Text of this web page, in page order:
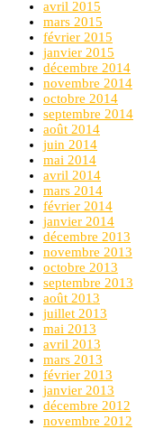
avril 2015
mars 2015
février 2015
janvier 2015
décembre 2014
novembre 2014
octobre 2014
septembre 2014
août 2014
juin 2014
mai 2014
avril 2014
mars 2014
février 2014
janvier 2014
décembre 2013
novembre 2013
octobre 2013
septembre 2013
août 2013
juillet 2013
mai 2013
avril 2013
mars 2013
février 2013
janvier 2013
décembre 2012
novembre 2012